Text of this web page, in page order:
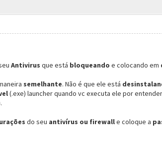
Antivirus que está bloqueando e colocando em
semelhante. Não é que ele está
(.exe) launcher quando vc executa ele por
do seu antivírus ou firewalle coloque a